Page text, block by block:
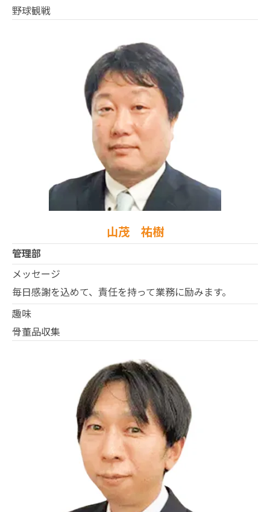
野球観戦
山茂 祐樹
管理部
メッセージ
毎日感謝を込めて、責任を持って業務に励みます。
趣味
骨董品収集